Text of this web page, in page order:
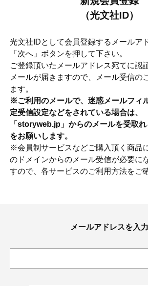
（光文社ID）
光文社IDとして会員登録するメールア
「次へ」ボタンを押して下さい。
ご登録頂いたメールアドレス宛てに認
メールが届きますので、メール受信の
ます。
※ご利用のメールで、迷惑メールフィ
定受信設定などをされている場合は、
「storyweb.jp」からのメールを受取
をお願いします。
※会員制サービスなどご購入頂く商品
のドメインからのメール受信が必要に
すので、各サービスのご利用方法をご
メールアドレスを入力